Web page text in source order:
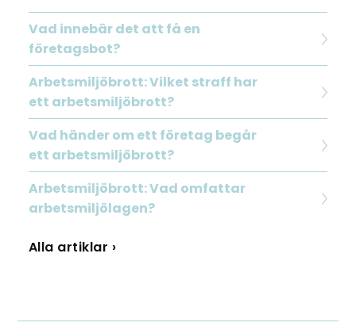
Vad innebär det att få en
företagsbot?
Arbetsmiljöbrott: Vilket straff har
ett arbetsmiljöbrott?
Vad händer om ett företag begår
ett arbetsmiljöbrott?
Arbetsmiljöbrott: Vad omfattar
arbetsmiljölagen?
Alla artiklar ›